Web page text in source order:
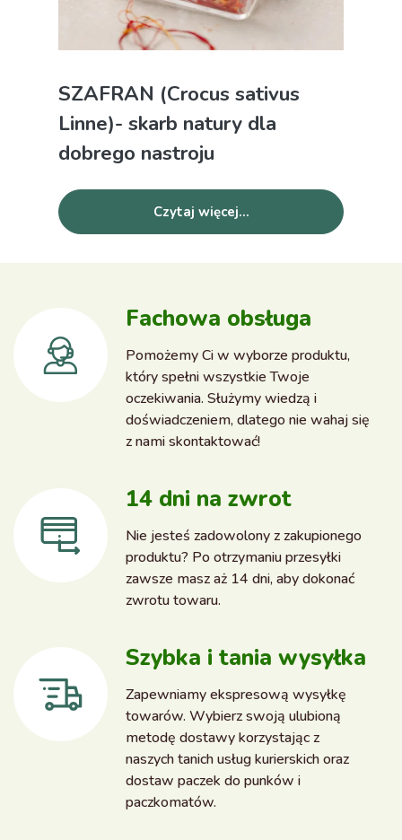
SZAFRAN (Crocus sativus
Linne)- skarb natury dla
dobrego nastroju
Czytaj więcej...
Fachowa obsługa
Pomożemy Ci w wyborze produktu,
który spełni wszystkie Twoje
oczekiwania. Służymy wiedzą i
doświadczeniem, dlatego nie wahaj się
z nami skontaktować!
14 dni na zwrot
Nie jesteś zadowolony z zakupionego
produktu? Po otrzymaniu przesyłki
zawsze masz aż 14 dni, aby dokonać
zwrotu towaru.
Szybka i tania wysyłka
Zapewniamy ekspresową wysyłkę
towarów. Wybierz swoją ulubioną
metodę dostawy korzystając z
naszych tanich usług kurierskich oraz
dostaw paczek do punków i
paczkomatów.